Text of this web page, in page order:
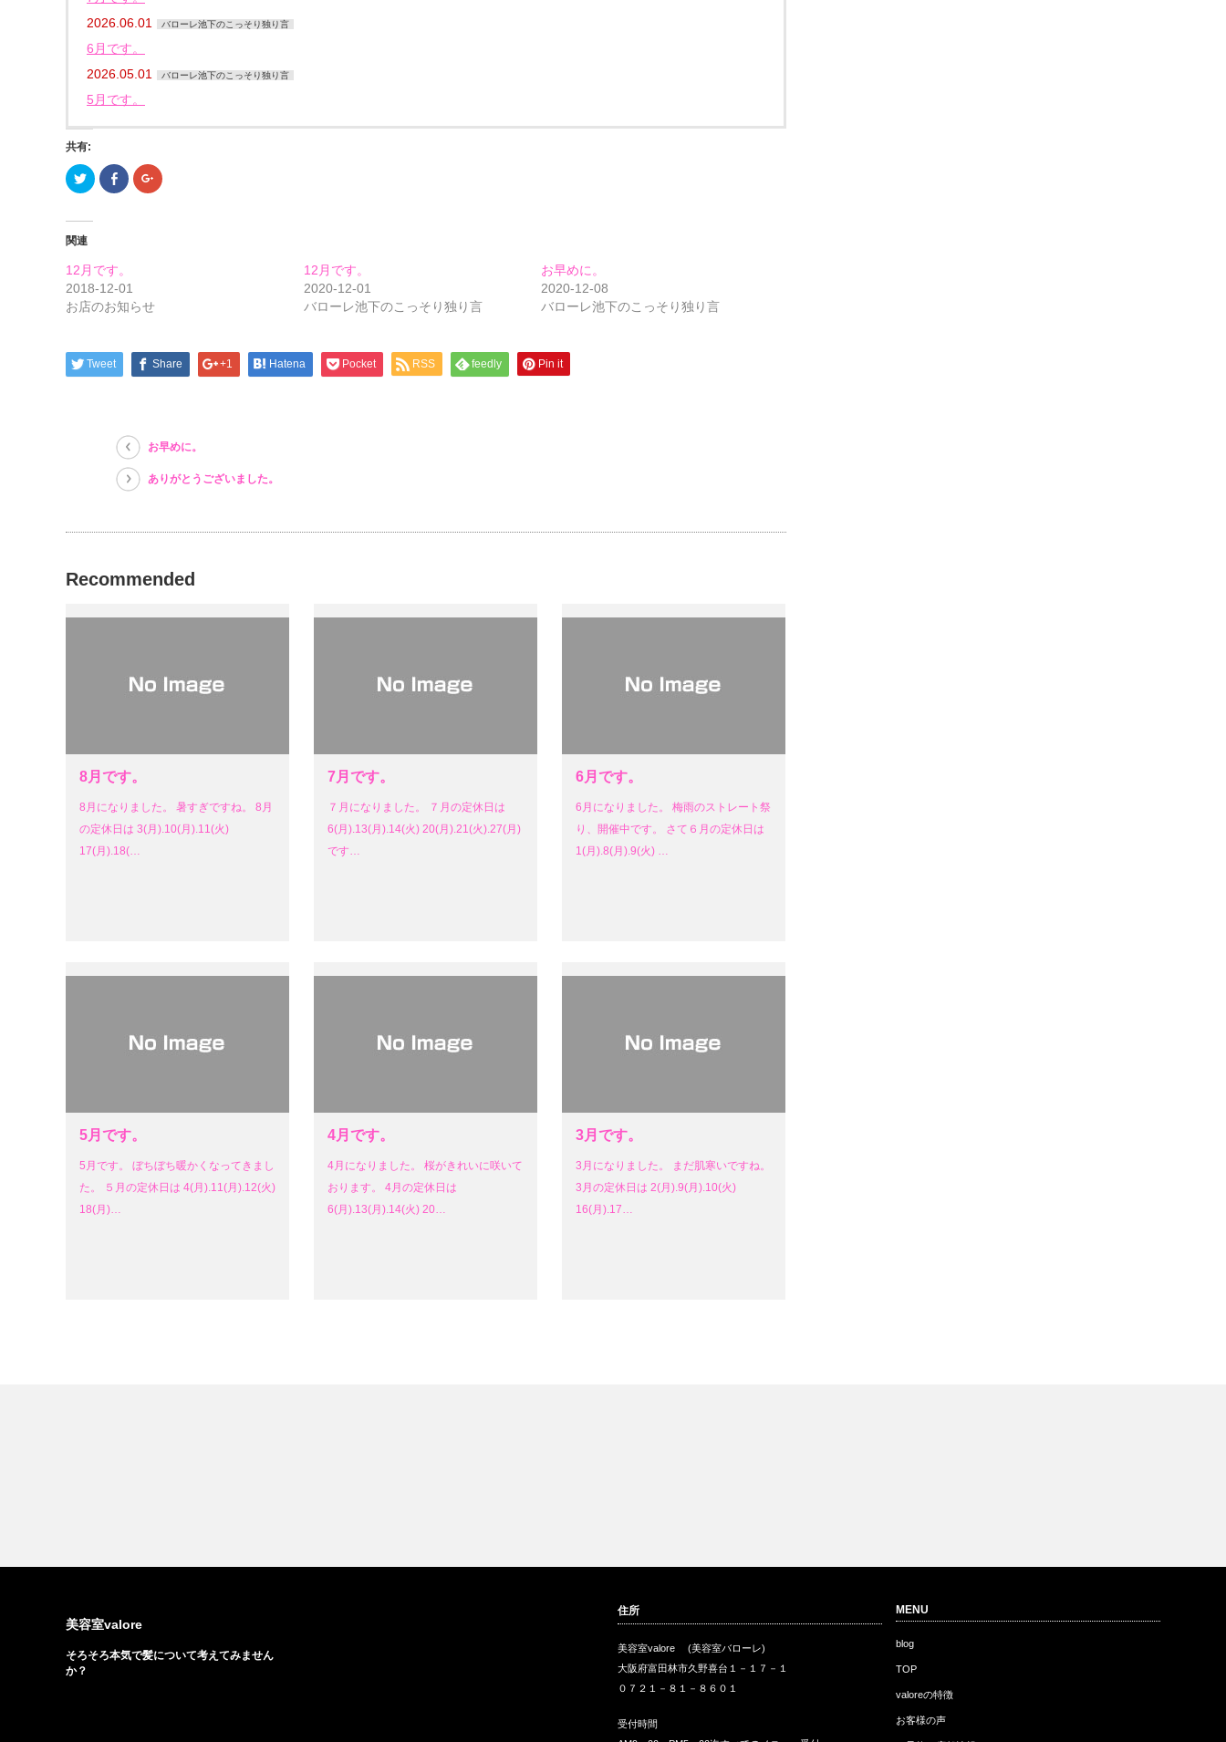
2026.06.01
バローレ池下のこっそり独り言
6月です。
2026.05.01
バローレ池下のこっそり独り言
5月です。
共有:
ク
リ
し
共
有
(新
し
い
ド
ウ
で
Facebook
で
リ
ッ
ク
し
さ
(新
ド
ウ
で
開
き
ま
ク
リ
ド
ウ
で
関連
12月です。
2018-12-01
お店のお知らせ
12月です。
2020-12-01
バローレ池下のこっそり独り言
お早めに。
2020-12-08
バローレ池下のこっそり独り言
Tweet Share +1 Hatena Pocket RSS feedly Pin it
お早めに。
ありがとうございました。
Recommended
8月です。
8月になりました。 暑すぎですね。 8月
の定休日は 3(月).10(月).11(火)
17(月).18(…
7月です。
７月になりました。 ７月の定休日は
6(月).13(月).14(火) 20(月).21(火).27(月)
です…
6月です。
6月になりました。 梅雨のストレート祭
り、開催中です。 さて６月の定休日は
1(月).8(月).9(火) …
5月です。
5月です。 ぼちぼち暖かくなってきまし
た。 ５月の定休日は 4(月).11(月).12(火)
18(月)…
4月です。
4月になりました。 桜がきれいに咲いて
おります。 4月の定休日は
6(月).13(月).14(火) 20…
3月です。
3月になりました。 まだ肌寒いですね。
3月の定休日は 2(月).9(月).10(火)
16(月).17…
美容室valore
そろそろ本気で髪について考えてみません
か？
住所
美容室valore (美容室バローレ)
大阪府富田林市久野喜台１－１７－１
０７２１－８１－８６０１
受付時間
MENU
blog
TOP
valoreの特徴
お客様の声